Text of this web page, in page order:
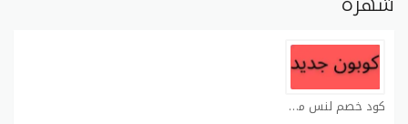
كود خصم لنس مي كوبون